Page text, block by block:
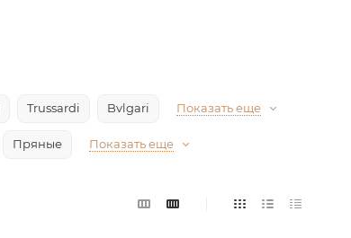
Trussardi Bvlgari Показать еще
Пряные Показать еще